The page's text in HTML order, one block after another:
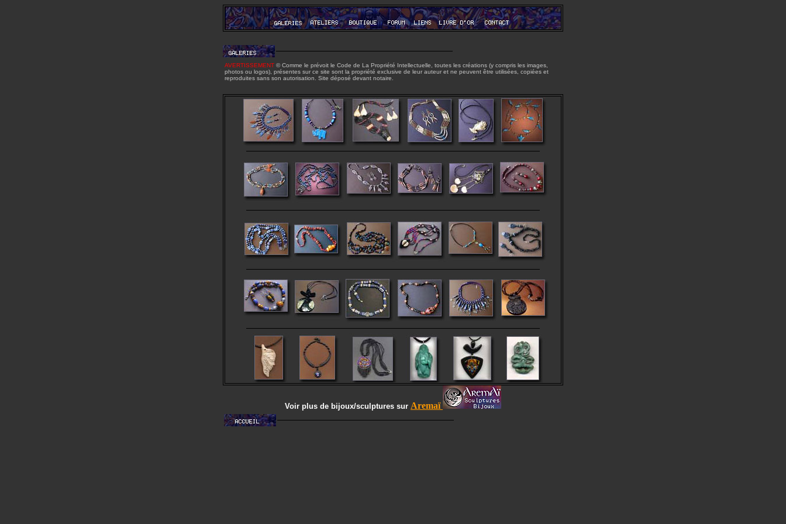
AVERTISSEMENT© Comme le prévoit le Code de La Propriété Intellectuelle, toutes les créations (y compris les images,
photos ou logos), présentes sur ce site sont la propriété exclusive de leur auteur et ne peuvent être utilisées, copiées et
reproduites sans son autorisation. Site déposé devant notaire.
Voir plus de bijoux/sculptures sur Aremaï